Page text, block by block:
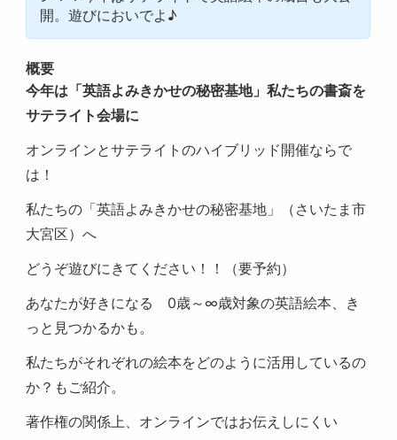
開。遊びにおいでよ♪
概要
今年は「英語よみきかせの秘密基地」私たちの書斎を
サテライト会場に
オンラインとサテライトのハイブリッド開催ならで
は！
私たちの「英語よみきかせの秘密基地」（さいたま市
大宮区）へ
どうぞ遊びにきてください！！（要予約）
あなたが好きになる 0歳～∞歳対象の英語絵本、き
っと見つかるかも。
私たちがそれぞれの絵本をどのように活用しているの
か？もご紹介。
著作権の関係上、オンラインではお伝えしにくい